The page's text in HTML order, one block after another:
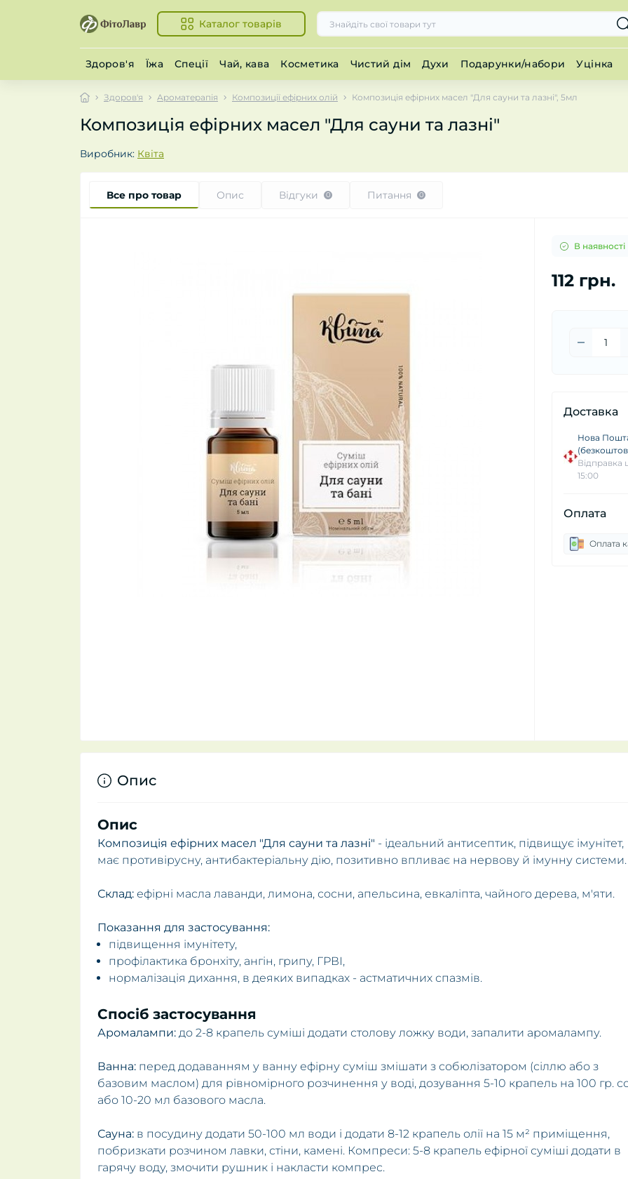
Каталог товарів
Здоров'я Їжа Спеції Чай, кава Косметика Чистий дім Духи Подарунки/набори Уцінка
Здоров'я Ароматерапія Композиції ефірних олій Композиція ефірних масел "Для сауни та лазні", 5мл
Композиція ефірних масел "Для сауни та лазні"
Виробник: Квіта
Все про товар Опис Відгуки 0 Питання 0
В наявності
112 грн.
Доставка
Нова
Відправка
15:00
Оплата
Оплата
Опис
Опис
Композиція ефірних масел "Для сауни та лазні" - ідеальний антисептик, підвищує імунітет,
має противірусну, антибактеріальну дію, позитивно впливає на нервову й імунну системи.
Склад: ефірні масла лаванди, лимона, сосни, апельсина, евкаліпта, чайного дерева, м'яти.
Показання для застосування:
підвищення імунітету,
профілактика бронхіту, ангін, грипу, ГРВІ,
нормалізація дихання, в деяких випадках - астматичних спазмів.
Спосіб застосування
Аромалампи: до 2-8 крапель суміші додати столову ложку води, запалити аромалампу.
Ванна: перед додаванням у ванну ефірну суміш змішати з собюлізатором (сіллю або з
базовим маслом) для рівномірного розчинення у воді, дозування 5-10 крапель на 100 гр.
або 10-20 мл базового масла.
Сауна: в посудину додати 50-100 мл води і додати 8-12 крапель олії на 15 м² приміщення,
побризкати розчином лавки, стіни, камені. Компреси: 5-8 крапель ефірної суміші додати в
гарячу воду, змочити рушник і накласти компрес.